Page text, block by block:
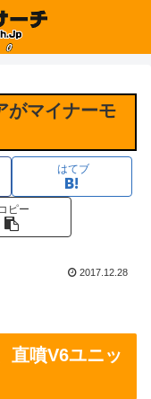
がマイナーモ
はてブ
ピー
2017.12.28
直噴V6ユニッ